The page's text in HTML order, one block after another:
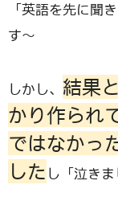
「英語を先に聞
す〜
しかし、 結果
かり作られ
ではなかっ
した し「泣きま